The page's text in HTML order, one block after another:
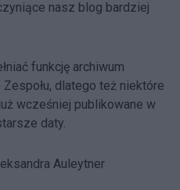
nasz blog bardziej
funkcję archiwum
dlatego też niektóre
wcześniej publikowane w
daty.
Auleytner